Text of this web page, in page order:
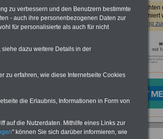
Tarifverhandlungen
sind
Sie möchten
Anmeldung
zu verbessern und den Benutzern bestimmte
- auch ihre personenbezogenen Daten zur
für personalisierte als auch für nicht
dazu weitere Details in der
zu erfahren, wie diese Internetseite Cookies
die Erlaubnis, Informationen in Form von
auf die Nutzerdaten. Mithilfe eines Links zur
" können Sie sich darüber informieren, wie